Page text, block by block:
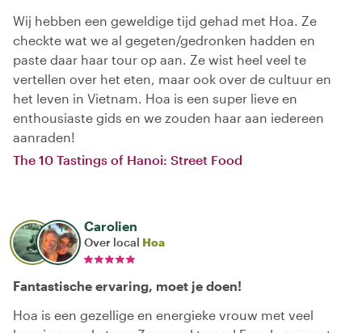
Wij hebben een geweldige tijd gehad met Hoa. Ze
checkte wat we al gegeten/gedronken hadden en
paste daar haar tour op aan. Ze wist heel veel te
vertellen over het eten, maar ook over de cultuur en
het leven in Vietnam. Hoa is een super lieve en
enthousiaste gids en we zouden haar aan iedereen
aanraden!
The 10 Tastings of Hanoi: Street Food
Carolien
Over local Hoa
Fantastische ervaring, moet je doen!
Hoa is een gezellige en energieke vrouw met veel